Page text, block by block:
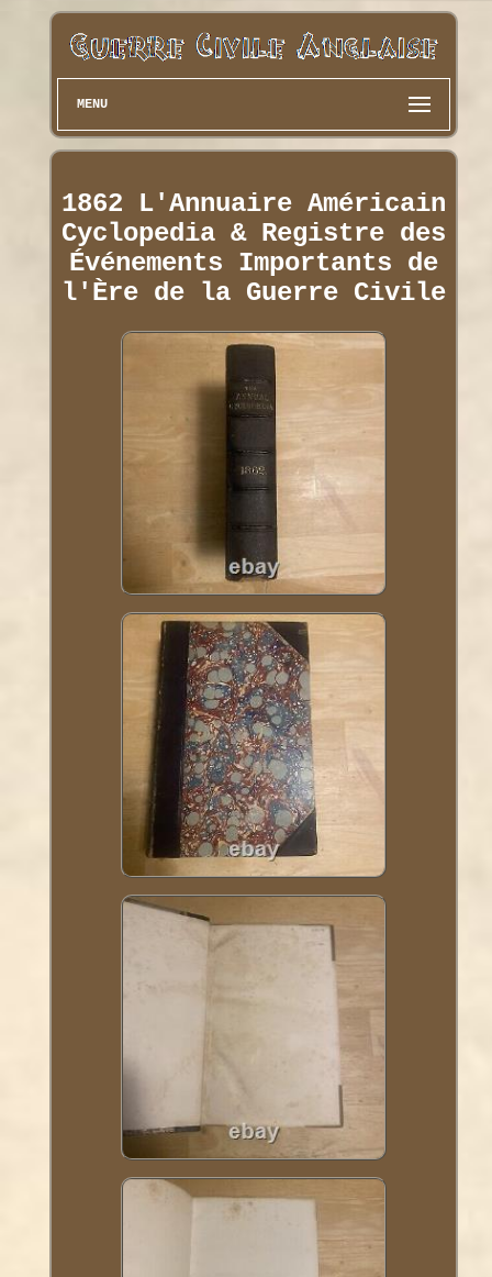
MENU
1862 L'Annuaire Américain
Cyclopedia & Registre des
Événements Importants de
l'Ère de la Guerre Civile